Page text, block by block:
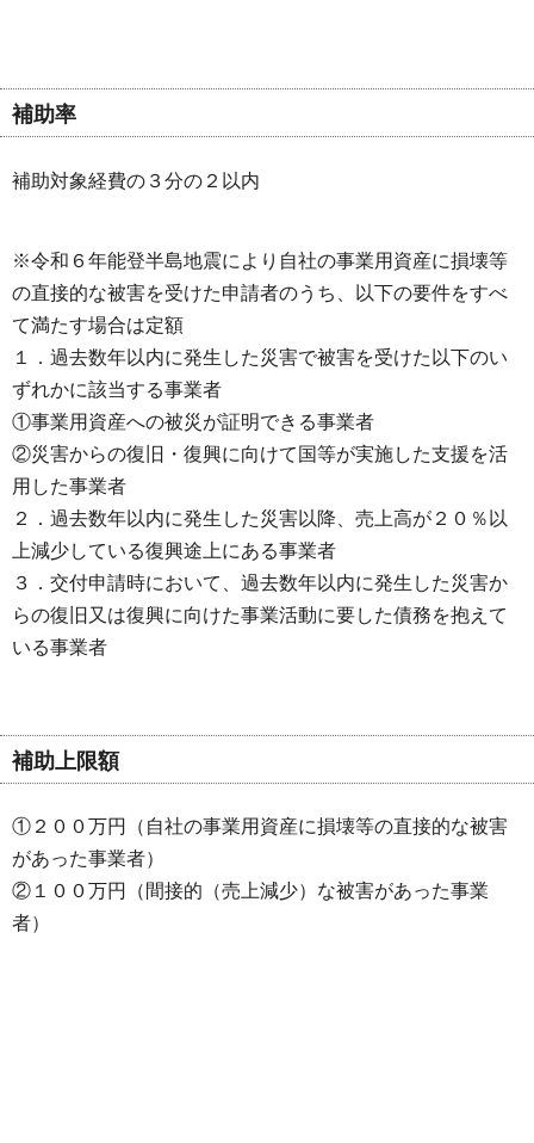
補助率
補助対象経費の３分の２以内
※令和６年能登半島地震により自社の事業用資産に損壊等
の直接的な被害を受けた申請者のうち、以下の要件をすべ
て満たす場合は定額
１．過去数年以内に発生した災害で被害を受けた以下のい
ずれかに該当する事業者
①事業用資産への被災が証明できる事業者
②災害からの復旧・復興に向けて国等が実施した支援を活
用した事業者
２．過去数年以内に発生した災害以降、売上高が２０％以
上減少している復興途上にある事業者
３．交付申請時において、過去数年以内に発生した災害か
らの復旧又は復興に向けた事業活動に要した債務を抱えて
いる事業者
補助上限額
①２００万円（自社の事業用資産に損壊等の直接的な被害
があった事業者）
②１００万円（間接的（売上減少）な被害があった事業
者）